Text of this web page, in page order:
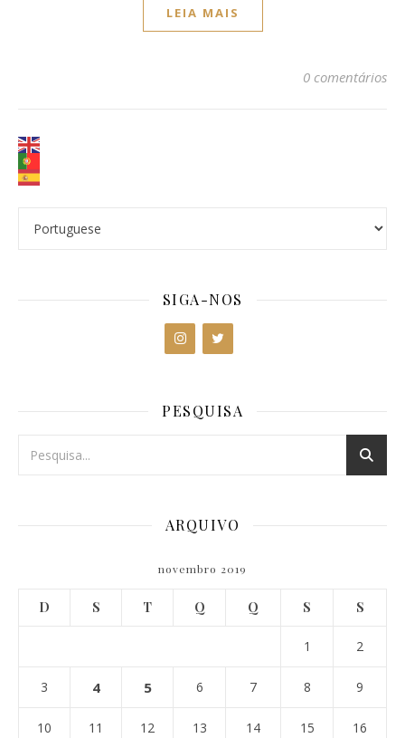
LEIA MAIS
0 comentários
SIGA-NOS
PESQUISA
ARQUIVO
novembro 2019
D S T Q Q S S
1 2
3 4 5 6 7 8 9
10 11 12 13 14 15 16